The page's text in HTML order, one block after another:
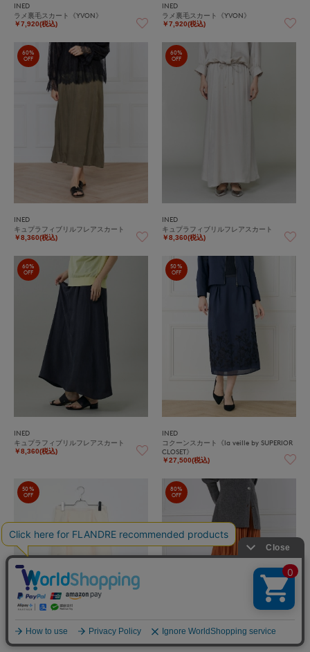
INED
ラメ裏毛スカート《YVON》
￥7,920(税込)
INED
ラメ裏毛スカート《YVON》
￥7,920(税込)
60%
OFF
INED
キュプラフィブリルフレアスカート
￥8,360(税込)
60%
OFF
INED
キュプラフィブリルフレアスカート
￥8,360(税込)
60%
OFF
INED
キュプラフィブリルフレアスカート
￥8,360(税込)
50%
OFF
INED
コクーンスカート《la veille by SUPERIOR
CLOSET》
￥27,500(税込)
50%
OFF
80%
OFF